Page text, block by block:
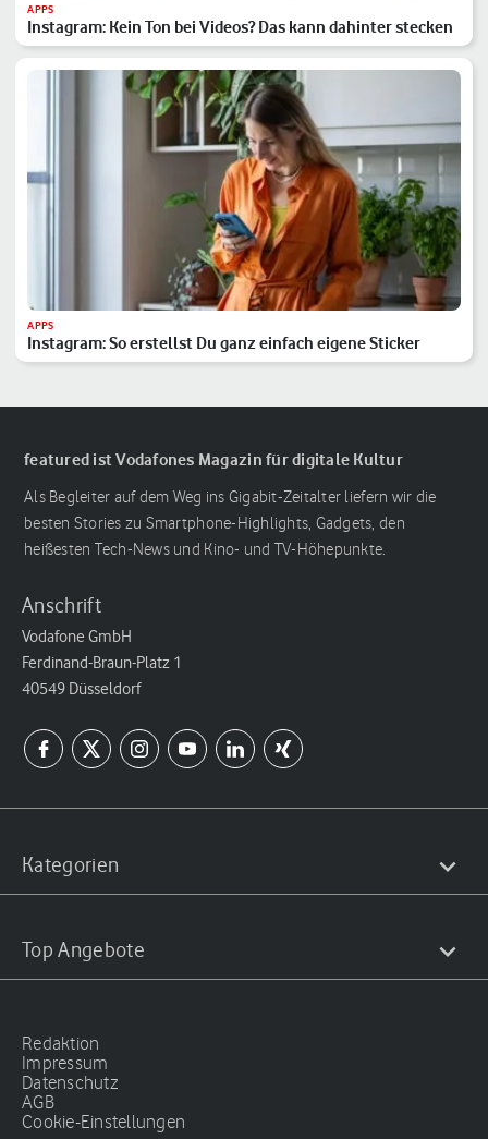
APPS
Instagram: Kein Ton bei Videos? Das kann dahinter stecken
APPS
Instagram: So erstellst Du ganz einfach eigene Sticker
featured ist Vodafones Magazin für digitale Kultur
Als Begleiter auf dem Weg ins Gigabit-Zeitalter liefern wir die
besten Stories zu Smartphone-Highlights, Gadgets, den
heißesten Tech-News und Kino- und TV-Höhepunkte.
Anschrift
Vodafone GmbH
Ferdinand-Braun-Platz 1
40549 Düsseldorf
Kategorien
Top Angebote
Redaktion
Impressum
Datenschutz
AGB
Cookie-Einstellungen